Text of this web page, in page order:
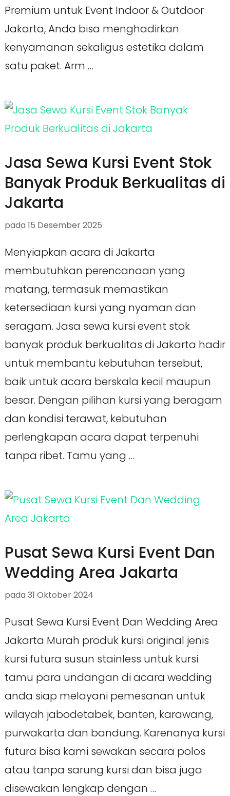
Premium untuk Event Indoor & Outdoor
Jakarta, Anda bisa menghadirkan
kenyamanan sekaligus estetika dalam
satu paket. Arm …
Jasa Sewa Kursi Event Stok
Banyak Produk Berkualitas di
Jakarta
pada 15 Desember 2025
Menyiapkan acara di Jakarta
membutuhkan perencanaan yang
matang, termasuk memastikan
ketersediaan kursi yang nyaman dan
seragam. Jasa sewa kursi event stok
banyak produk berkualitas di Jakarta hadir
untuk membantu kebutuhan tersebut,
baik untuk acara berskala kecil maupun
besar. Dengan pilihan kursi yang beragam
dan kondisi terawat, kebutuhan
perlengkapan acara dapat terpenuhi
tanpa ribet. Tamu yang …
Pusat Sewa Kursi Event Dan
Wedding Area Jakarta
pada 31 Oktober 2024
Pusat Sewa Kursi Event Dan Wedding Area
Jakarta Murah produk kursi original jenis
kursi futura susun stainless untuk kursi
tamu para undangan di acara wedding
anda siap melayani pemesanan untuk
wilayah jabodetabek, banten, karawang,
purwakarta dan bandung. Karenanya kursi
futura bisa kami sewakan secara polos
atau tanpa sarung kursi dan bisa juga
disewakan lengkap dengan …